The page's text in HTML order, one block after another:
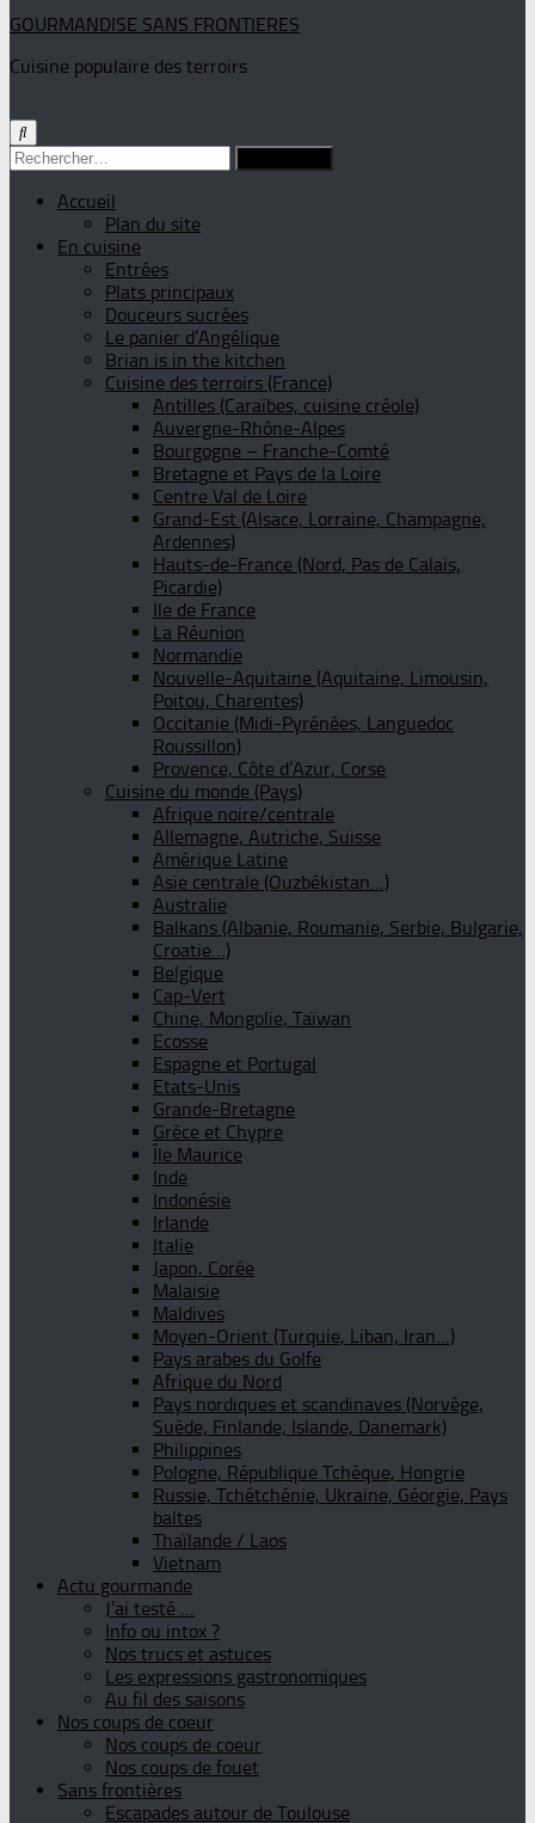
GOURMANDISE SANS FRONTIERES
Cuisine populaire des terroirs
Rechercher :
Accueil
Plan du site
En cuisine
Entrées
Plats principaux
Douceurs sucrées
Le panier d’Angélique
Brian is in the kitchen
Cuisine des terroirs (France)
Antilles (Caraïbes, cuisine créole)
Auvergne-Rhône-Alpes
Bourgogne – Franche-Comté
Bretagne et Pays de la Loire
Centre Val de Loire
Grand-Est (Alsace, Lorraine, Champagne,
Ardennes)
Hauts-de-France (Nord, Pas de Calais,
Picardie)
Ile de France
La Réunion
Normandie
Nouvelle-Aquitaine (Aquitaine, Limousin,
Poitou, Charentes)
Occitanie (Midi-Pyrénées, Languedoc
Roussillon)
Provence, Côte d’Azur, Corse
Cuisine du monde (Pays)
Afrique noire/centrale
Allemagne, Autriche, Suisse
Amérique Latine
Asie centrale (Ouzbékistan…)
Australie
Balkans (Albanie, Roumanie, Serbie, Bulgarie,
Croatie…)
Belgique
Cap-Vert
Chine, Mongolie, Taïwan
Ecosse
Espagne et Portugal
Etats-Unis
Grande-Bretagne
Grèce et Chypre
Île Maurice
Inde
Indonésie
Irlande
Italie
Japon, Corée
Malaisie
Maldives
Moyen-Orient (Turquie, Liban, Iran…)
Pays arabes du Golfe
Afrique du Nord
Pays nordiques et scandinaves (Norvège,
Suède, Finlande, Islande, Danemark)
Philippines
Pologne, République Tchèque, Hongrie
Russie, Tchétchénie, Ukraine, Géorgie, Pays
baltes
Thaïlande / Laos
Vietnam
Actu gourmande
J’ai testé …
Info ou intox ?
Nos trucs et astuces
Les expressions gastronomiques
Au fil des saisons
Nos coups de coeur
Nos coups de coeur
Nos coups de fouet
Sans frontières
Escapades autour de Toulouse